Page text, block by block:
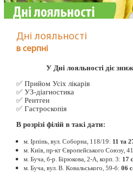
Дні лояльності
в серпні
У Дні лояльності діє
✅ Прийом Усіх лікарів
✅ УЗ-діагностика
✅ Рентген
✅ Гастроскопія
В розрізі філій в такі дати:
м. Ірпінь, вул. Соборна, 118/19: 11 та
м. Київ, пр-кт Європейського Союзу,
м. Буча, б-р. Бірюкова, 2-А, корп. 3: 17
м. Буча, вул. В. Ковальського, 59-б: 06